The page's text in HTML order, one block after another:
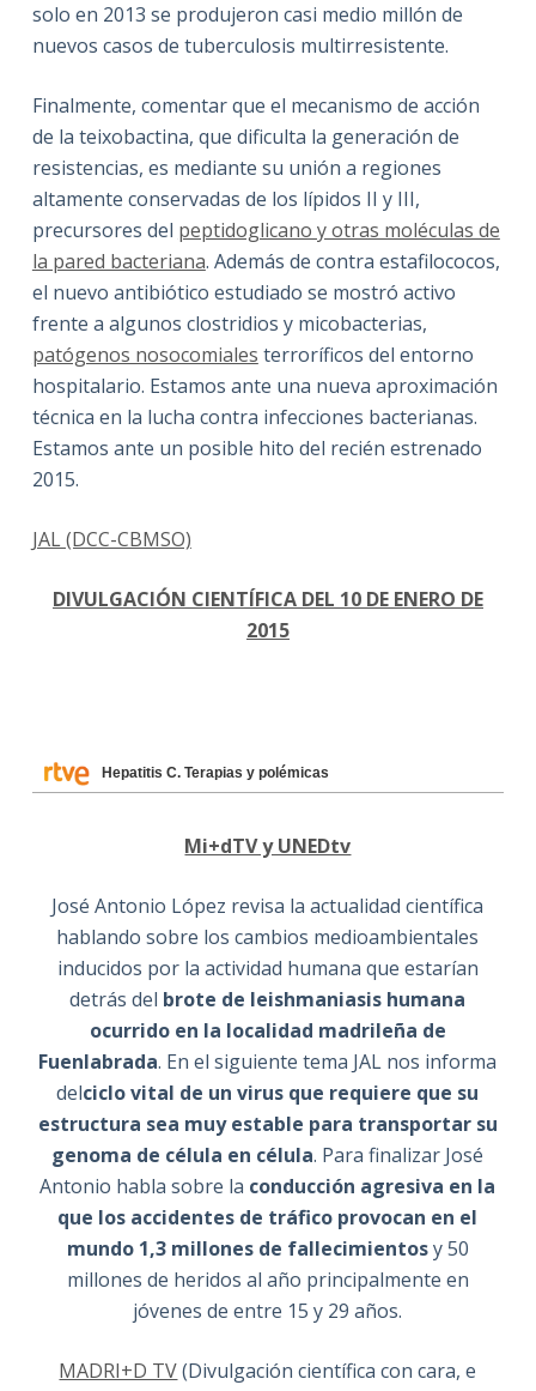
solo en 2013 se produjeron casi medio millón de
nuevos casos de tuberculosis multirresistente.
Finalmente, comentar que el mecanismo de acción
de la teixobactina, que dificulta la generación de
resistencias, es mediante su unión a regiones
altamente conservadas de los lípidos II y III,
precursores del peptidoglicano y otras moléculas de
la pared bacteriana. Además de contra estafilococos,
el nuevo antibiótico estudiado se mostró activo
frente a algunos clostridios y micobacterias,
patógenos nosocomiales terroríficos del entorno
hospitalario. Estamos ante una nueva aproximación
técnica en la lucha contra infecciones bacterianas.
Estamos ante un posible hito del recién estrenado
2015.
JAL (DCC-CBMSO)
DIVULGACIÓN CIENTÍFICA DEL 10 DE ENERO DE
2015
Hepatitis C. Terapias y polémicas
Mi+dTV y UNEDtv
José Antonio López revisa la actualidad científica
hablando sobre los cambios medioambientales
inducidos por la actividad humana que estarían
detrás del brote de leishmaniasis humana
ocurrido en la localidad madrileña de
Fuenlabrada. En el siguiente tema JAL nos informa
delciclo vital de un virus que requiere que su
estructura sea muy estable para transportar su
genoma de célula en célula. Para finalizar José
Antonio habla sobre la conducción agresiva en la
que los accidentes de tráfico provocan en el
mundo 1,3 millones de fallecimientosy 50
millones de heridos al año principalmente en
jóvenes de entre 15 y 29 años.
MADRI+D TV(Divulgación científica con cara, e